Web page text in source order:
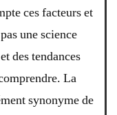
ces facteurs et
une science
des tendances
La
synonyme de